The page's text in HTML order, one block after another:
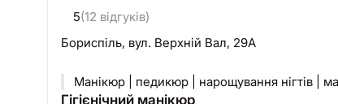
5(12 відгуків)
Бориспіль, вул. Верхній Вал, 29А
Манікюр | педикюр | нарощування нігтів |
Гігієнічний манікюр